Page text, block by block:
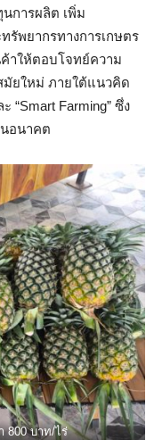
การผลิต เพิ่ม
รัพยากรทางการเกษตร
าให้ตอบโจทย์ความ
มัยใหม่ ภายใต้แนวคิด
“Smart Farming” ซึ่ง
อนาคต
800 บาท/ไร่